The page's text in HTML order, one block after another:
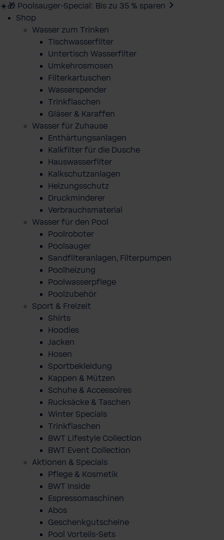
☀️🎁 Poolsauger-Special: Bis zu 35 % sparen
Shop
Wasser zum Trinken
Tischwasserfilter
Untertisch Wasserfilter
Umkehrosmosen
Filterkartuschen
Wasserspender
Trinkflaschen
Gläser & Karaffen
Wasser für Zuhause
Enthärtungsanlagen
Kalkfilter für die Dusche
Hauswasserfilter
Kalkschutzanlagen
Heizungsschutz
Druckminderer
Verbrauchsmaterial
Wasser für den Pool
Poolroboter
Poolsauger
Sandfilteranlagen, Filterpumpen
Poolheizung
Poolwasserpflege
Poolzubehör
Sport & Freizeit
Shirts
Hoodies
Jacken
Hosen
Sportbekleidung
Kappen & Mützen
Schuhe & Accessoires
Rucksäcke & Taschen
Winter Specials
Trinkflaschen
BWT Lifestyle Collection
BWT Event Collection
Aktionen & Specials
Pflege & Kosmetik
BWT Inside
Espressomaschinen
Abos
Geschenkgutscheine
Pool Vorteils-Sets